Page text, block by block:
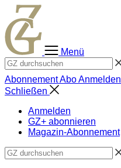
Zum
Inhalt
springen
Menü
AbonnementAboAnmelden
Schließen
Anmelden
GZ+ abonnieren
Magazin-Abonnement